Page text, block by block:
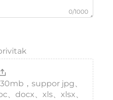
0/1000
，suppor jpg、
docx、xls、xlsx、